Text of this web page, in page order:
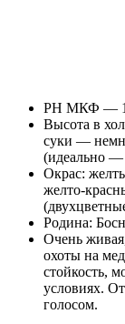
РН МКФ —
Высота в
суки —
(идеально
Окрас:
желто-
Родина:
Очень
охоты на
стойкость,
условиях.
голосом.